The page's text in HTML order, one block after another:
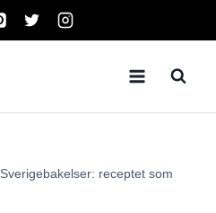
Sverigebakelser: receptet som